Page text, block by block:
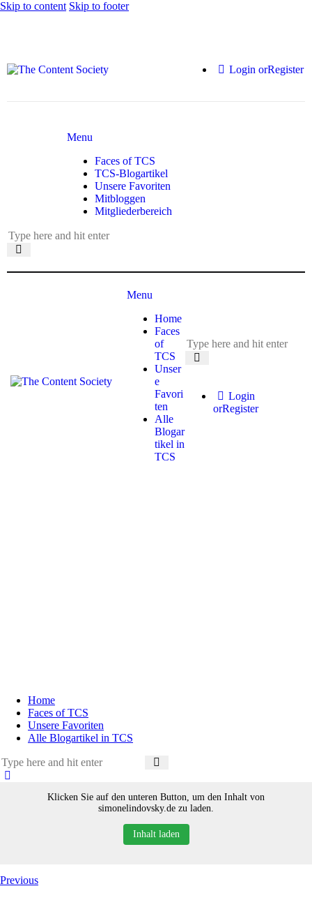
Skip to content Skip to footer
Login orRegister
Menu
Faces of TCS
TCS-Blogartikel
Unsere Favoriten
Mitbloggen
Mitgliederbereich
Menu
Home
Faces
of
TCS
Unser
e
Favori
ten
Alle
Blogar
tikel in
TCS
Login
orRegister
Home
Faces of TCS
Unsere Favoriten
Alle Blogartikel in TCS
Klicken Sie auf den unteren Button, um den Inhalt von
simonelindovsky.de zu laden.
Inhalt laden
Previous